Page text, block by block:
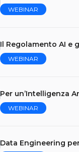
WEBINAR
Il Regolamento AI e
WEBINAR
Per un’Intelligenza
WEBINAR
Data Engineering